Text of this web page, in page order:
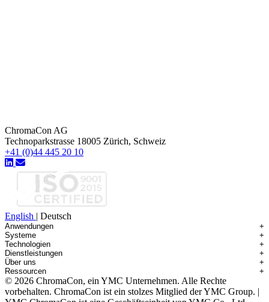
ChromaCon AG
Technoparkstrasse 18005 Zürich, Schweiz
+41 (0)44 445 20 10
English | Deutsch
Anwendungen +
Anwendungsübersicht
Antikörper-Wirkstoff-Konjugate
Isolierung von Verunreinigungen
mAbs & Antikörpervarianten
Kleine Moleküle & Nutraceuticals
Oligonukleotide
Systeme +
Systemübersicht
Contichrom® TWIN HPLC
Contichrom® PILOT
Contichrom® CUBE
Contichrom® TWIN LPLC – Einfang
Technologien +
Technologieübersicht
Batch-Chromatographie
Kontinuierliche Aufreinigung (CaptureSMB®)
Kontinuierliche Anreicherung (N-Rich®)
Dienstleistungen +
Service-Überblick
Kundenspezifische Aufreinigung
Demos & Einführungen
Über uns +
Über ChromaCon
Neuigkeiten & Veranstaltungen
Ressourcen +
Ressourcenbibliothek
© 2026 ChromaCon, ein YMC Unternehmen. Alle Rechte
vorbehalten. ChromaCon ist ein stolzes Mitglied der YMC Group. |